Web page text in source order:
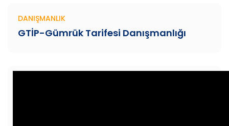
DANIŞMANLIK
GTİP-Gümrük Tarifesi Danışmanlığı